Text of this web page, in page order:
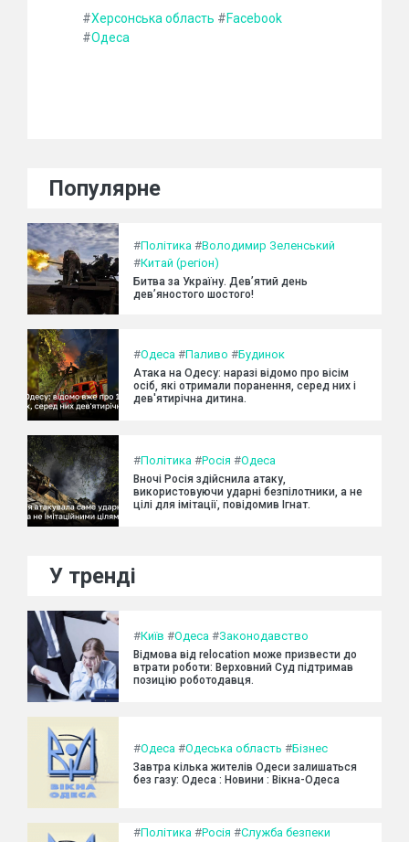
#Херсонська область #Facebook
#Одеса
Популярне
#Політика #Володимир Зеленський
#Китай (регіон)
Битва за Україну. Дев’ятий день
дев’яностого шостого!
#Одеса #Паливо #Будинок
Атака на Одесу: наразі відомо про вісім
осіб, які отримали поранення, серед них і
дев'ятирічна дитина.
#Політика #Росія #Одеса
Вночі Росія здійснила атаку,
використовуючи ударні безпілотники, а не
цілі для імітації, повідомив Ігнат.
У тренді
#Київ #Одеса #Законодавство
Відмова від relocation може призвести до
втрати роботи: Верховний Суд підтримав
позицію роботодавця.
#Одеса #Одеська область #Бізнес
Завтра кілька жителів Одеси залишаться
без газу: Одеса : Новини : Вікна-Одеса
#Політика #Росія #Служба безпеки